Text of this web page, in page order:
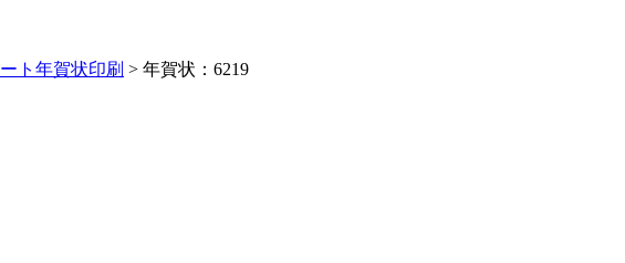
ト年賀状印刷 > 年賀状：6219